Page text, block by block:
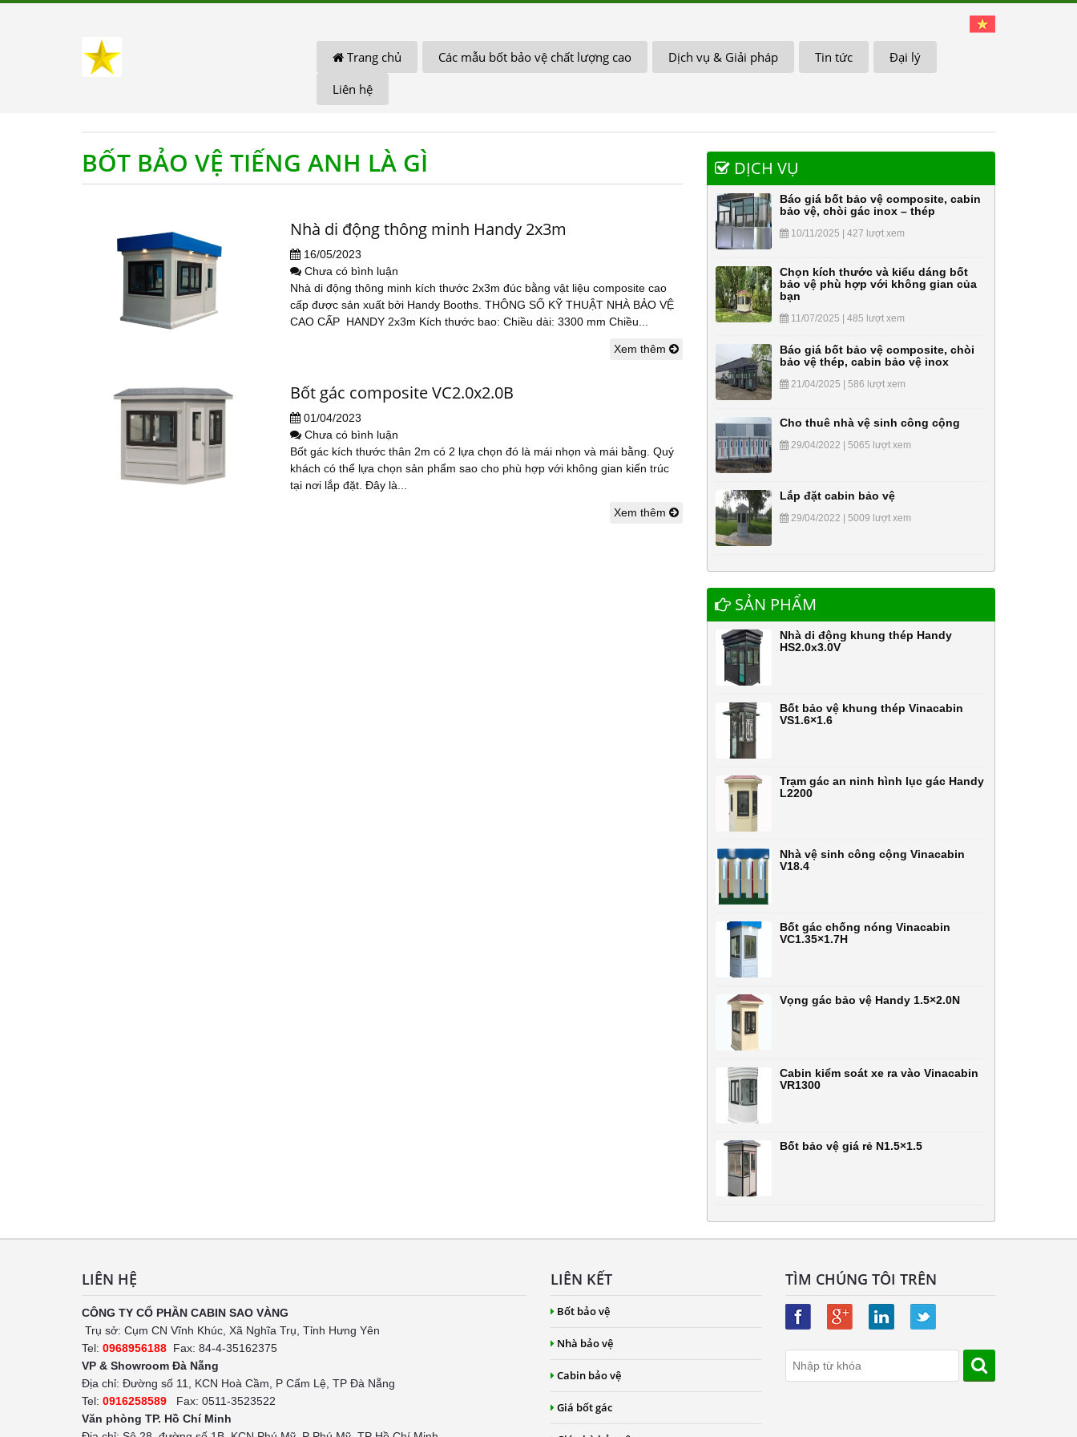
Trang chủ Các mẫu bốt bảo vệ chất lượng cao Dịch vụ & Giải pháp Tin tức
Đại lý
Liên hệ
BỐT BẢO VỆ TIẾNG ANH LÀ GÌ
Nhà di động thông minh Handy 2x3m
16/05/2023
Chưa có bình luận
Nhà di động thông minh kích thước 2x3m đúc bằng vật liệu composite cao
cấp được sản xuất bởi Handy Booths. THÔNG SỐ KỸ THUẬT NHÀ BẢO VỆ
CAO CẤP HANDY 2x3m Kích thước bao: Chiều dài: 3300 mm Chiều...
Xem thêm
Bốt gác composite VC2.0x2.0B
01/04/2023
Chưa có bình luận
Bốt gác kích thước thân 2m có 2 lựa chọn đó là mái nhọn và mái bằng. Quý
khách có thể lựa chọn sản phẩm sao cho phù hợp với không gian kiến trúc
tại nơi lắp đặt. Đây là...
Xem thêm
DỊCH VỤ
Báo giá bốt bảo vệ composite, cabin
bảo vệ, chòi gác inox – thép
10/11/2025 | 427 lượt xem
Chọn kích thước và kiểu dáng bốt
bảo vệ phù hợp với không gian của
bạn
11/07/2025 | 485 lượt xem
Báo giá bốt bảo vệ composite, chòi
bảo vệ thép, cabin bảo vệ inox
21/04/2025 | 586 lượt xem
Cho thuê nhà vệ sinh công cộng
29/04/2022 | 5065 lượt xem
Lắp đặt cabin bảo vệ
29/04/2022 | 5009 lượt xem
SẢN PHẨM
Nhà di động khung thép Handy
HS2.0x3.0V
Bốt bảo vệ khung thép Vinacabin
VS1.6×1.6
Trạm gác an ninh hình lục gác Handy
L2200
Nhà vệ sinh công cộng Vinacabin
V18.4
Bốt gác chống nóng Vinacabin
VC1.35×1.7H
Vọng gác bảo vệ Handy 1.5×2.0N
Cabin kiểm soát xe ra vào Vinacabin
VR1300
Bốt bảo vệ giá rẻ N1.5×1.5
LIÊN HỆ
CÔNG TY CỔ PHẦN CABIN SAO VÀNG
Trụ sở: Cụm CN Vĩnh Khúc, Xã Nghĩa Trụ, Tỉnh Hưng Yên
Tel: 0968956188 Fax: 84-4-35162375
VP & Showroom Đà Nẵng
Địa chỉ: Đường số 11, KCN Hoà Cầm, P Cẩm Lệ, TP Đà Nẵng
Tel: 0916258589 Fax: 0511-3523522
Văn phòng TP. Hồ Chí Minh
LIÊN KẾT
Bốt bảo vệ
Nhà bảo vệ
Cabin bảo vệ
Giá bốt gác
TÌM CHÚNG TÔI TRÊN